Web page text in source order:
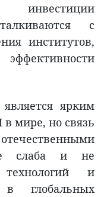
инвестиции
с
институтов,
ярким
мире, но связь
слаба и не
технологий и
глобальных